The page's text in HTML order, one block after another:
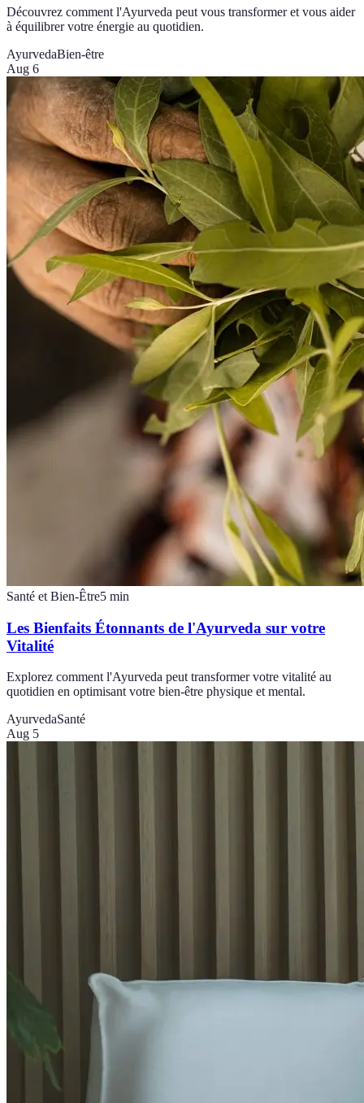
Découvrez comment l'Ayurveda peut vous transformer et vous aider
à équilibrer votre énergie au quotidien.
AyurvedaBien-être
Aug 6
Santé et Bien-Être5 min
Les Bienfaits Étonnants de l'Ayurveda sur votre
Vitalité
Explorez comment l'Ayurveda peut transformer votre vitalité au
quotidien en optimisant votre bien-être physique et mental.
AyurvedaSanté
Aug 5